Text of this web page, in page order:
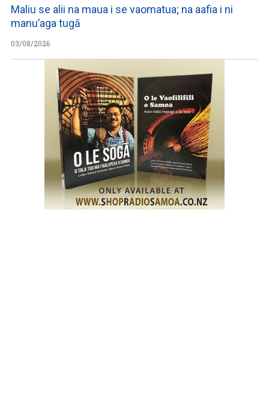
Maliu se alii na maua i se vaomatua; na aafia i ni
manu’aga tugā
03/08/2026